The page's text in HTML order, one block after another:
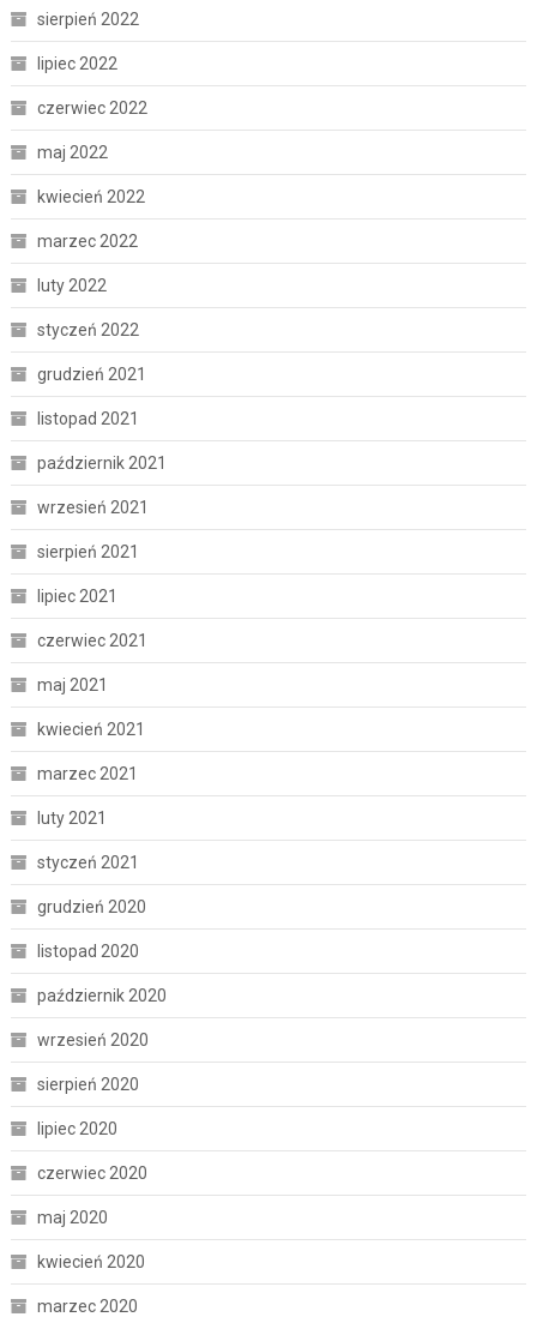
sierpień 2022
lipiec 2022
czerwiec 2022
maj 2022
kwiecień 2022
marzec 2022
luty 2022
styczeń 2022
grudzień 2021
listopad 2021
październik 2021
wrzesień 2021
sierpień 2021
lipiec 2021
czerwiec 2021
maj 2021
kwiecień 2021
marzec 2021
luty 2021
styczeń 2021
grudzień 2020
listopad 2020
październik 2020
wrzesień 2020
sierpień 2020
lipiec 2020
czerwiec 2020
maj 2020
kwiecień 2020
marzec 2020